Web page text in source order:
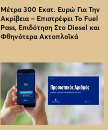
Μέτρα 300 Εκατ. Ευρώ Για Την
Ακρίβεια – Επιστρέφει Το Fuel
Pass, Επιδότηση Στο Diesel και
Φθηνότερα Ακτοπλοϊκά